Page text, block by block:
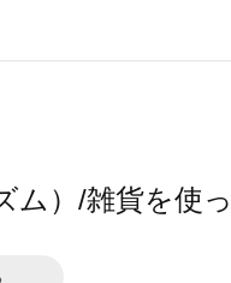
ム）/雑貨を使